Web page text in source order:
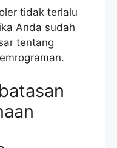
tidak terlalu
Anda sudah
tentang